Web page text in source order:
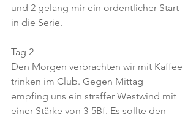
und 2 gelang mir ein ordentlicher Start
in die Serie.
Tag 2
Den Morgen verbrachten wir mit Kaffee
trinken im Club. Gegen Mittag
empfing uns ein straffer Westwind mit
einer Stärke von 3-5Bf. Es sollte den